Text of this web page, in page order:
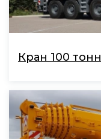
Кран 100 тонн